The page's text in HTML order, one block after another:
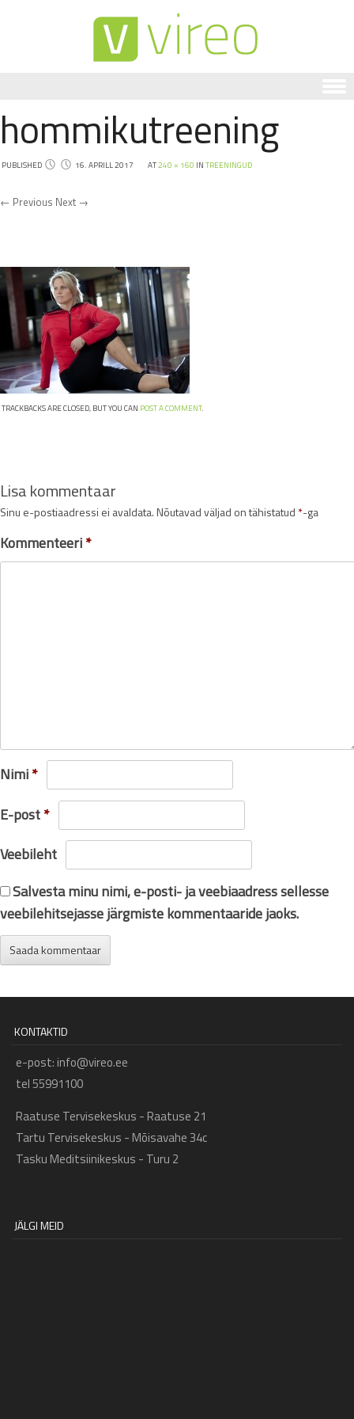
hommikutreening
PUBLISHED 16. APRILL 2017 AT240 × 160 IN TREENINGUD
← Previous Next →
TRACKBACKS ARE CLOSED, BUT YOU CAN POST A COMMENT.
Lisa kommentaar
Sinu e-postiaadressi ei avaldata.Nõutavad väljad on tähistatud *-ga
Kommenteeri*
Nimi*
E-post*
Veebileht
Salvesta minu nimi, e-posti- ja veebiaadress sellesse
veebilehitsejasse järgmiste kommentaaride jaoks.
KONTAKTID
e-post: info@vireo.ee
tel 55991100
Raatuse Tervisekeskus - Raatuse 21
Tartu Tervisekeskus - Mõisavahe 34c
Tasku Meditsiinikeskus - Turu 2
JÄLGI MEID